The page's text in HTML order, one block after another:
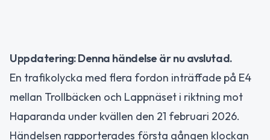
Uppdatering: Denna händelse är nu avslutad.
En trafikolycka med flera fordon inträffade på E4
mellan Trollbäcken och Lappnäset i riktning mot
Haparanda under kvällen den 21 februari 2026.
Händelsen rapporterades första gången klockan